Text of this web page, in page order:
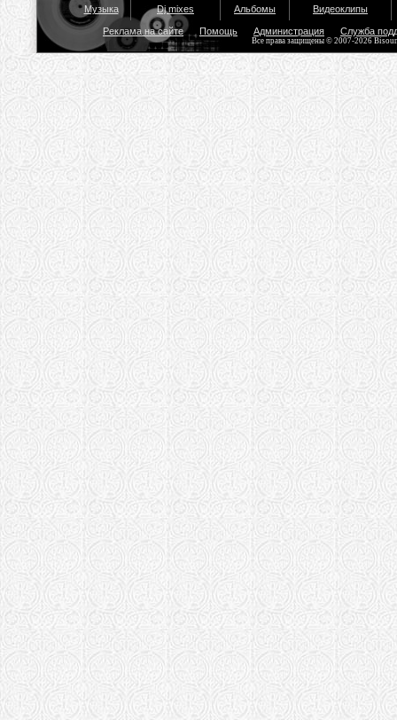
Музыка Dj mixes Альбомы Видеоклипы
Реклама на сайте Помощь Администрация Служба
Все права защищены © 2007-2026